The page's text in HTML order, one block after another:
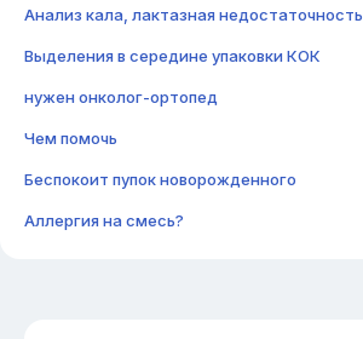
Анализ кала, лактазная недостаточность
Выделения в середине упаковки КОК
нужен онколог-ортопед
Чем помочь
Беспокоит пупок новорожденного
Аллергия на смесь?